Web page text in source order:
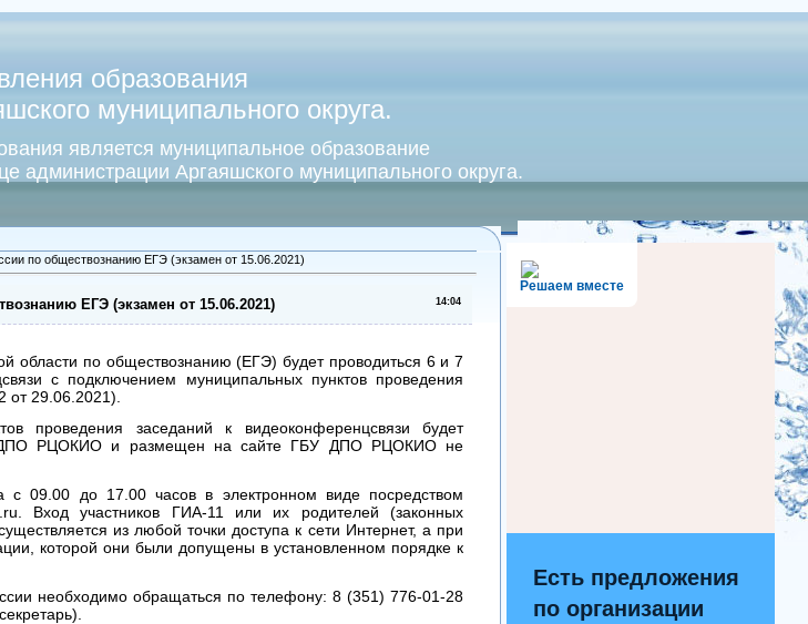
образования
муниципального округа.
является муниципальное образование
администрации Аргаяшского муниципального округа.
по обществознанию ЕГЭ (экзамен от 15.06.2021)
14:04
ЕГЭ (экзамен от 15.06.2021)
области по обществознанию (ЕГЭ) будет проводиться 6 и 7
с подключением муниципальных пунктов проведения
29.06.2021).
проведения заседаний к видеоконференцсвязи будет
ДПО РЦОКИО и размещен на сайте ГБУ ДПО РЦОКИО не
до 17.00 часов в электронном виде посредством
Вход участников ГИА-11 или их родителей (законных
из любой точки доступа к сети Интернет, а при
которой они были допущены в установленном порядке к
необходимо обращаться по телефону: 8 (351) 776-01-28
Решаем вместе
Есть предложения
по организации